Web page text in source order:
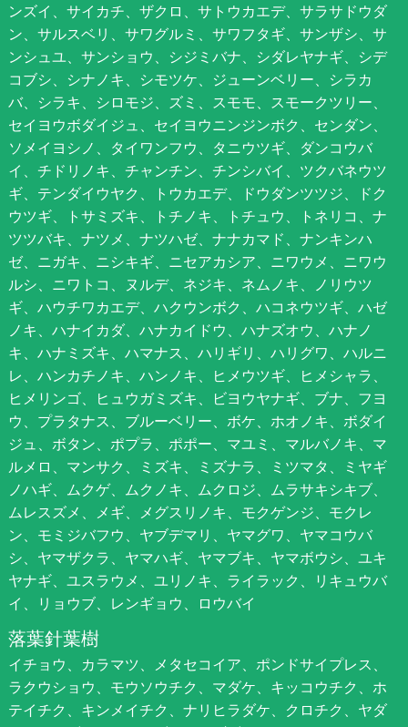
ンズイ、サイカチ、ザクロ、サトウカエデ、サラサドウダ
ン、サルスベリ、サワグルミ、サワフタギ、サンザシ、サ
ンシュユ、サンショウ、シジミバナ、シダレヤナギ、シデ
コブシ、シナノキ、シモツケ、ジューンベリー、シラカ
バ、シラキ、シロモジ、ズミ、スモモ、スモークツリー、
セイヨウボダイジュ、セイヨウニンジンボク、センダン、
ソメイヨシノ、タイワンフウ、タニウツギ、ダンコウバ
イ、チドリノキ、チャンチン、チンシバイ、ツクバネウツ
ギ、テンダイウヤク、トウカエデ、ドウダンツツジ、ドク
ウツギ、トサミズキ、トチノキ、トチュウ、トネリコ、ナ
ツツバキ、ナツメ、ナツハゼ、ナナカマド、ナンキンハ
ゼ、ニガキ、ニシキギ、ニセアカシア、ニワウメ、ニワウ
ルシ、ニワトコ、ヌルデ、ネジキ、ネムノキ、ノリウツ
ギ、ハウチワカエデ、ハクウンボク、ハコネウツギ、ハゼ
ノキ、ハナイカダ、ハナカイドウ、ハナズオウ、ハナノ
キ、ハナミズキ、ハマナス、ハリギリ、ハリグワ、ハルニ
レ、ハンカチノキ、ハンノキ、ヒメウツギ、ヒメシャラ、
ヒメリンゴ、ヒュウガミズキ、ビヨウヤナギ、ブナ、フヨ
ウ、プラタナス、ブルーベリー、ボケ、ホオノキ、ボダイ
ジュ、ボタン、ポプラ、ポポー、マユミ、マルバノキ、マ
ルメロ、マンサク、ミズキ、ミズナラ、ミツマタ、ミヤギ
ノハギ、ムクゲ、ムクノキ、ムクロジ、ムラサキシキブ、
ムレスズメ、メギ、メグスリノキ、モクゲンジ、モクレ
ン、モミジバフウ、ヤブデマリ、ヤマグワ、ヤマコウバ
シ、ヤマザクラ、ヤマハギ、ヤマブキ、ヤマボウシ、ユキ
ヤナギ、ユスラウメ、ユリノキ、ライラック、リキュウバ
イ、リョウブ、レンギョウ、ロウバイ
落葉針葉樹
イチョウ、カラマツ、メタセコイア、ポンドサイプレス、
ラクウショウ、モウソウチク、マダケ、キッコウチク、ホ
テイチク、キンメイチク、ナリヒラダケ、クロチク、ヤダ